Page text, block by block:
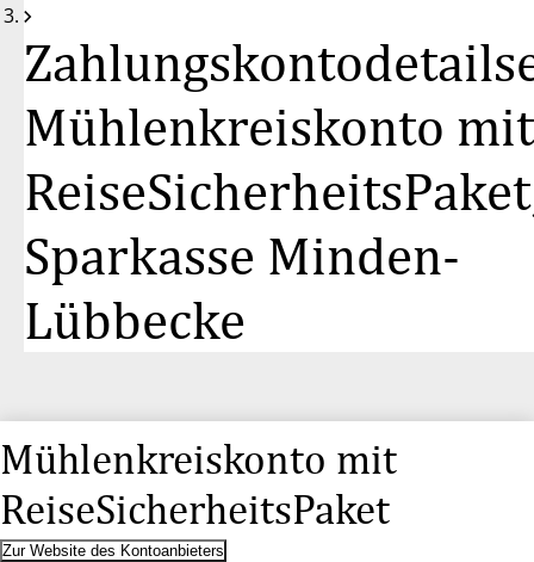
auf
100
Mühlenkreiskonto mit
Sparkasse Minden-
Lübbecke
Mühlenkreiskonto mit
ReiseSicherheitsPaket
Zur Website des Kontoanbieters